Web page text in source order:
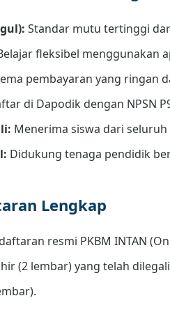
Standar mutu tertinggi
fleksibel menggunakan
pembayaran yang ringan
di Dapodik dengan NPSN
Menerima siswa dari
Didukung tenaga pendidik
Lengkap
resmi PKBM INTAN
(2 lembar) yang telah